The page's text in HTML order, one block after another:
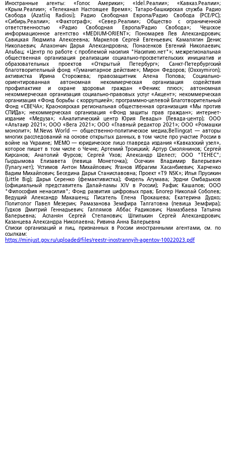
Иностранные агенты: «Голос Америки»; «Idel.Реалии»; «Кавказ.Реалии»;
«Крым.Реалии»; «Телеканал Настоящее Время»; Татаро-башкирская служба Радио
Свобода (Azatliq Radiosi); Радио Свободная Европа/Радио Свобода (PCE/PC);
«Сибирь.Реалии»; «Фактограф»; «Север.Реалии»; Общество с ограниченной
ответственностью «Радио Свободная Европа/Радио Свобода»; Чешское
информационное агентство «MEDIUM-ORIENT»; Пономарев Лев Александрович;
Савицкая Людмила Алексеевна; Маркелов Сергей Евгеньевич; Камалягин Денис
Николаевич; Апахончич Дарья Александровна; Понасенков Евгений Николаевич;
Альбац; «Центр по работе с проблемой насилия "Насилию.нет"»; межрегиональная
общественная организация реализации социально-просветительских инициатив и
образовательных проектов «Открытый Петербург»; Санкт-Петербургский
благотворительный фонд «Гуманитарное действие»; Мирон Федоров; (Oxxxymiron);
активистка Ирина Сторожева; правозащитник Алена Попова; Социально-
ориентированная автономная некоммерческая организация содействия
профилактике и охране здоровья граждан «Феникс плюс»; автономная
некоммерческая организация социально-правовых услуг «Акцент»; некоммерческая
организация «Фонд борьбы с коррупцией»; программно-целевой Благотворительный
Фонд «СВЕЧА»; Красноярская региональная общественная организация «Мы против
СПИДа»; некоммерческая организация «Фонд защиты прав граждан»; интернет-
издание «Медуза»; «Аналитический центр Юрия Левады» (Левада-центр); ООО
«Альтаир 2021»; ООО «Вега 2021»; ООО «Главный редактор 2021»; ООО «Ромашки
монолит»; M.News World — общественно-политическое медиа;Bellingcat — авторы
многих расследований на основе открытых данных, в том числе про участие России в
войне на Украине; МЕМО — юридическое лицо главреда издания «Кавказский узел»,
которое пишет в том числе о Чечне; Артемий Троицкий; Артур Смолянинов; Сергей
Кирсанов; Анатолий Фурсов; Сергей Ухов; Александр Шелест; ООО "ТЕНЕС";
Гырдымова Елизавета (певица Монеточка); Осечкин Владимир Валерьевич
(Гулагу.нет); Устимов Антон Михайлович; Яганов Ибрагим Хасанбиевич; Харченко
Вадим Михайлович; Беседина Дарья Станиславовна; Проект «T9 NSK»; Илья Прусикин
(Little Big); Дарья Серенко (фемактивистка); Фидель Агумава; Эрдни Омбадыков
(официальный представитель Далай-ламы XIV в России); Рафис Кашапов; ООО
"Философия ненасилия"; Фонд развития цифровых прав; Блогер Николай Соболев;
Ведущий Александр Макашенц; Писатель Елена Прокашева; Екатерина Дудко;
Политолог Павел Мезерин; Рамазанова Земфира Талгатовна (певица Земфира);
Гудков Дмитрий Геннадьевич; Галлямов Аббас Радикович; Намазбаева Татьяна
Валерьевна; Асланян Сергей Степанович; Шпилькин Сергей Александрович;
Казанцева Александра Николаевна; Ривина Анна Валерьевна
Списки организаций и лиц, признанных в России иностранными агентами, см. по
ссылкам:
https://minjust.gov.ru/uploaded/files/reestr-inostrannyih-agentov-10022023.pdf